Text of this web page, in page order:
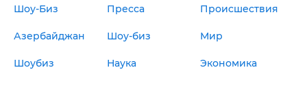
Шоу-Биз Пресса Происшествия
Азербайджан Шоу-биз Мир
Шоубиз Наука Экономика